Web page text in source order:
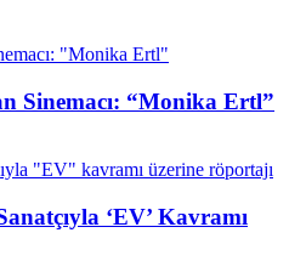
Sinemacı: “Monika Ertl”
‘EV’ Kavramı